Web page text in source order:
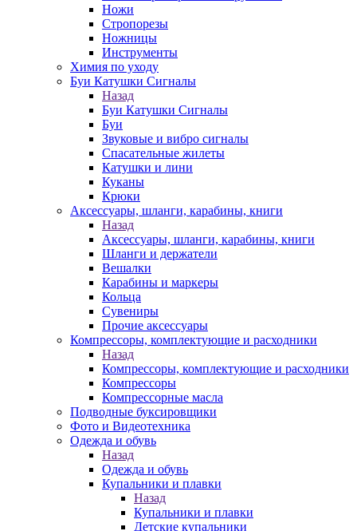
Ножи
Стропорезы
Ножницы
Инструменты
Химия по уходу
Буи Катушки Сигналы
Назад
Буи Катушки Сигналы
Буи
Звуковые и вибро сигналы
Спасательные жилеты
Катушки и лини
Куканы
Крюки
Аксессуары, шланги, карабины, книги
Назад
Аксессуары, шланги, карабины, книги
Шланги и держатели
Вешалки
Карабины и маркеры
Кольца
Сувениры
Прочие аксессуары
Компрессоры, комплектующие и расходники
Назад
Компрессоры, комплектующие и расходники
Компрессоры
Компрессорные масла
Подводные буксировщики
Фото и Видеотехника
Одежда и обувь
Назад
Одежда и обувь
Купальники и плавки
Назад
Купальники и плавки
Детские купальники